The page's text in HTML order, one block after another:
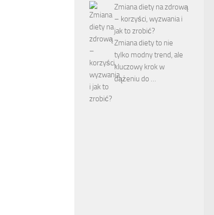
Zmiana diety na zdrową
– korzyści, wyzwania i
jak to zrobić?
Zmiana diety to nie
tylko modny trend, ale
kluczowy krok w
dążeniu do …